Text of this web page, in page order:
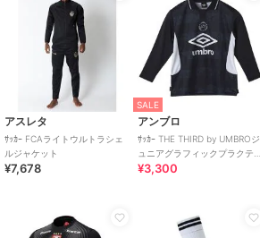
アスレタ
ｻｯｶｰ FCAライトウルトラシェ
ルジャケット
¥7,678
SALE
アンブロ
ｻｯｶｰ THE THIRD by UMBROジ
ュニアグラフィックプラクテ
ィスシャツ
¥3,300